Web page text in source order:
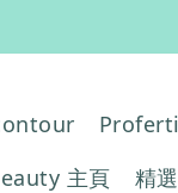
主頁
精